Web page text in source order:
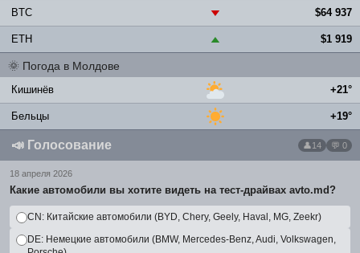
BTC ▼ $64 937
ETH ▲ $1 919
🌞 Погода в Молдове
Кишинёв +21°
Бельцы +19°
📣 Голосование 14 💬 0
18 апреля 2026
Какие автомобили вы хотите видеть на тест-драйвах avto.md?
CN: Китайские автомобили (BYD, Chery, Geely, Haval, MG, Zeekr)
DE: Немецкие автомобили (BMW, Mercedes-Benz, Audi, Volkswagen,